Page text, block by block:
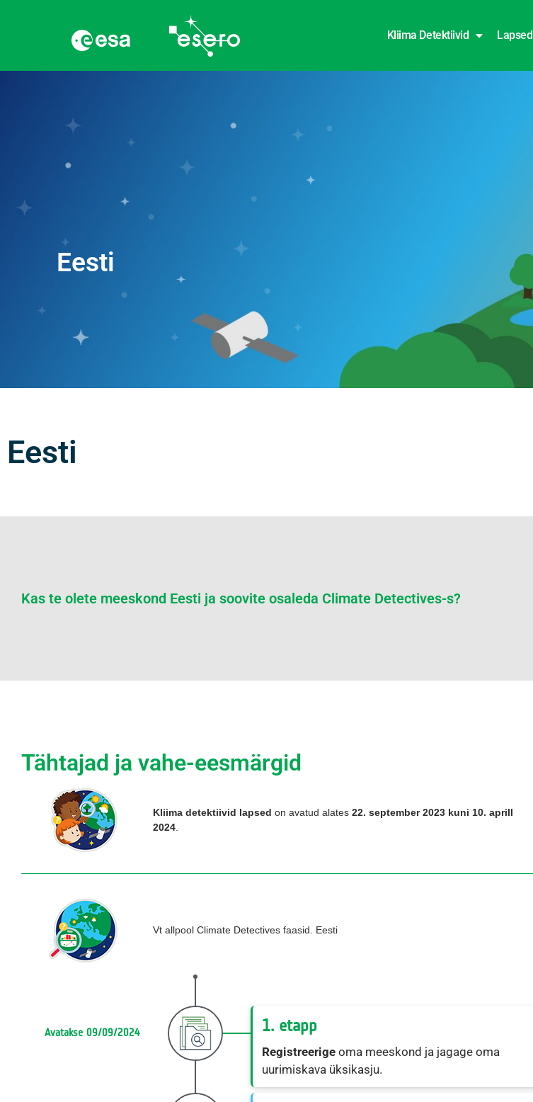
Kliima Detektiivid Lapsed
Eesti
Eesti
Kas te olete meeskond Eesti ja soovite osaleda Climate Detectives-s?
Tähtajad ja vahe-eesmärgid
Kliima detektiivid lapsed on avatud alates 22. september 2023 kuni 10. aprill
2024.
Vt allpool Climate Detectives faasid. Eesti
Avatakse 09/09/2024 1. etapp
Registreerigeoma meeskond ja jagage oma
uurimiskava üksikasju.